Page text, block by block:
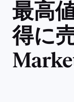
最高
得に